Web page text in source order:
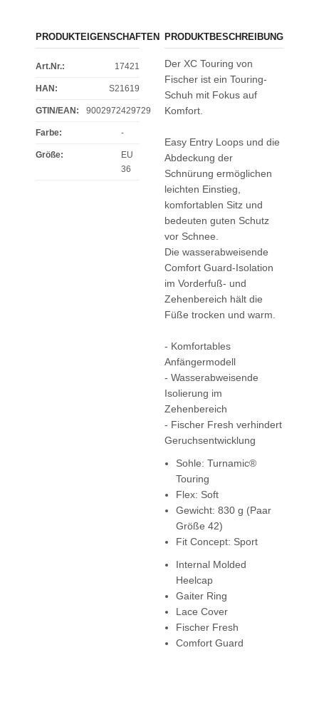
PRODUKTEIGENSCHAFTEN
Art.Nr.: 17421
HAN: S21619
GTIN/EAN: 9002972429729
Farbe: -
Größe:
EU
36
PRODUKTBESCHREIBUNG
Der XC Touring von
Fischer ist ein Touring-
Schuh mit Fokus auf
Komfort.
Easy Entry Loops und die
Abdeckung der
Schnürung ermöglichen
leichten Einstieg,
komfortablen Sitz und
bedeuten guten Schutz
vor Schnee.
Die wasserabweisende
Comfort Guard-Isolation
im Vorderfuß- und
Zehenbereich hält die
Füße trocken und warm.
- Komfortables
Anfängermodell
- Wasserabweisende
Isolierung im
Zehenbereich
- Fischer Fresh verhindert
Geruchsentwicklung
Sohle: Turnamic®
Touring
Flex: Soft
Gewicht: 830 g (Paar
Größe 42)
Fit Concept: Sport
Internal Molded
Heelcap
Gaiter Ring
Lace Cover
Fischer Fresh
Comfort Guard